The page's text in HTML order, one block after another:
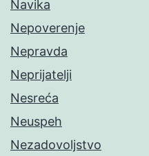
Navika
Nepoverenje
Nepravda
Neprijatelji
Nesreća
Neuspeh
Nezadovoljstvo